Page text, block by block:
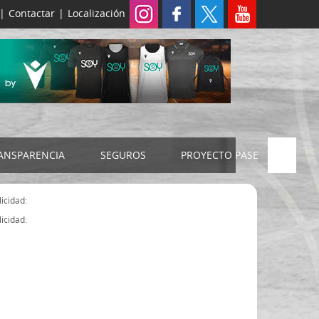
| Contactar | Localización
2024
SEGUROS
SEGURO JUDEX
PROYECTO PASE